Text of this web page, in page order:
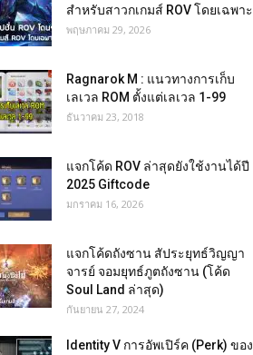
สำหรับสาวกเกมส์ ROV โดยเฉพาะ
พฤษภาคม 29, 2026
Ragnarok M : แนวทางการเก็บ
เลเวล ROM ตั้งแต่เลเวล 1-99
ธันวาคม 23, 2018
แจกโค้ด ROV ล่าสุดยังใช้งานได้ปี
2025 Giftcode
มกราคม 16, 2026
แจกโค้ดถังซาน สัประยุทธ์วิญญา
จารย์ จอมยุทธ์ภูตถังซาน (โค้ด
Soul Land ล่าสุด)
กันยายน 27, 2024
Identity V การอัพเปิร์ค (Perk) ของ